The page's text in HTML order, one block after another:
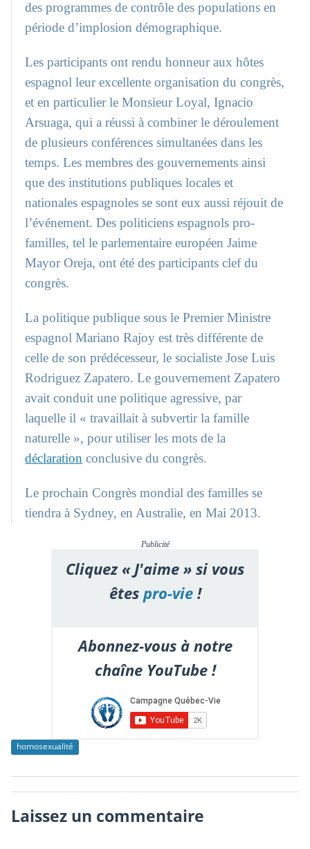
des programmes de contrôle des populations en
période d’implosion démographique.
Les participants ont rendu honneur aux hôtes
espagnol leur excellente organisation du congrès,
et en particulier le Monsieur Loyal, Ignacio
Arsuaga, qui a réussi à combiner le déroulement
de plusieurs conférences simultanées dans les
temps. Les membres des gouvernements ainsi
que des institutions publiques locales et
nationales espagnoles se sont eux aussi réjouit de
l’événement. Des politiciens espagnols pro-
familles, tel le parlementaire européen Jaime
Mayor Oreja, ont été des participants clef du
congrès.
La politique publique sous le Premier Ministre
espagnol Mariano Rajoy est très différente de
celle de son prédécesseur, le socialiste Jose Luis
Rodriguez Zapatero. Le gouvernement Zapatero
avait conduit une politique agressive, par
laquelle il « travaillait à subvertir la famille
naturelle », pour utiliser les mots de la
déclaration conclusive du congrès.
Le prochain Congrès mondial des familles se
tiendra à Sydney, en Australie, en Mai 2013.
Publicité
Cliquez « J'aime » si vous
êtespro-vie!
Abonnez-vous à notre
chaîne YouTube !
homosexualité
Laissez un commentaire